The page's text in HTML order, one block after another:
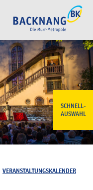
SCHNELL-
AUSWAHL
VERANSTALTUNGSKALENDER